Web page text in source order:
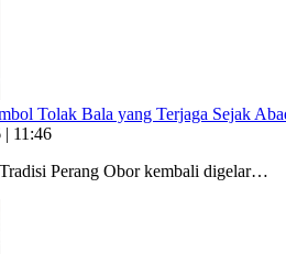
Tolak Bala yang Terjaga Sejak
| 11:46
Perang Obor kembali digelar…